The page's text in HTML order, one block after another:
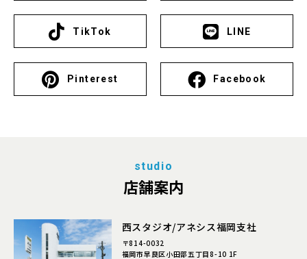
TikTok LINE
Pinterest Facebook
studio
店舗案内
西スタジオ/アネシス福岡支社
〒814-0032
福岡市早良区小田部五丁目8-10 1F